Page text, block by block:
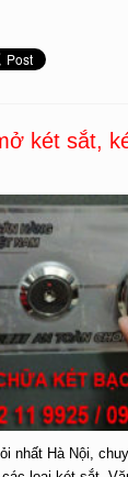
két sắt,
nhất Hà Nội,